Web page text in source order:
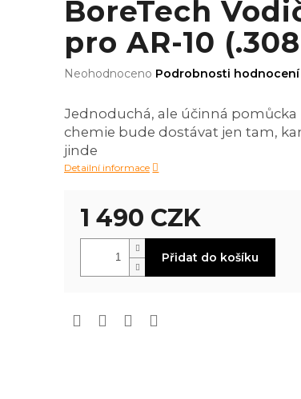
BoreTech
pro AR-10
Průměrné
je
0,0
z
5
Neohodnoceno Podrobnosti hodnocení
1 490 CZK
Přidat do košíku
Jednoduchá, ale účinná pomůcka
chemie bude dostávat jen tam,
jinde
Detailní informace